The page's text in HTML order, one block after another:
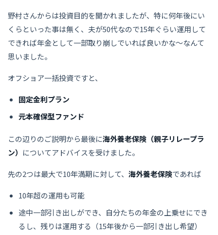
野村さんからは投資目的を聞かれましたが、特に何年後にい
くらといった事は無く、夫が50代なので15年ぐらい運用して
できれば年金として一部取り崩しでいれば良いかな〜なんて
思いました。
オフショア一括投資ですと、
固定金利プラン
元本確保型ファンド
この辺りのご説明から最後に海外養老保険（親子リレープラ
ン） についてアドバイスを受けました。
先の2つは最大で10年満期に対して、 海外養老保険であれば
10年超の運用も可能
途中一部引き出しができ、自分たちの年金の上乗せにでき
るし、残りは運用する（15年後から一部引き出し希望）